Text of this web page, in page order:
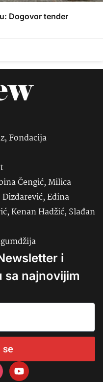
Dogovor tender
Fondacija
Čengić, Milica
Edina
Kenan Hadžić, Slađan
i
sa najnovijim
se